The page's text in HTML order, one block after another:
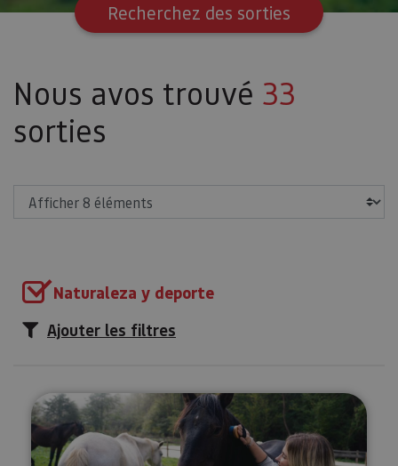
Recherchez des sorties
Nous avos trouvé 33
sorties
Naturaleza y deporte
Ajouter les filtres
Expérience régénératrice avec